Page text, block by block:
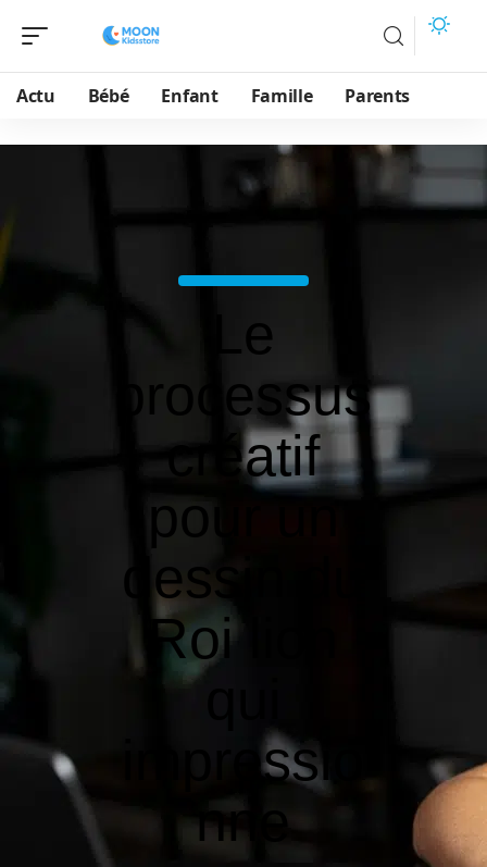
Actu Bébé Enfant Famille Parents
Le
processus
créatif
pour un
dessin du
Roi lion
impressio
nne